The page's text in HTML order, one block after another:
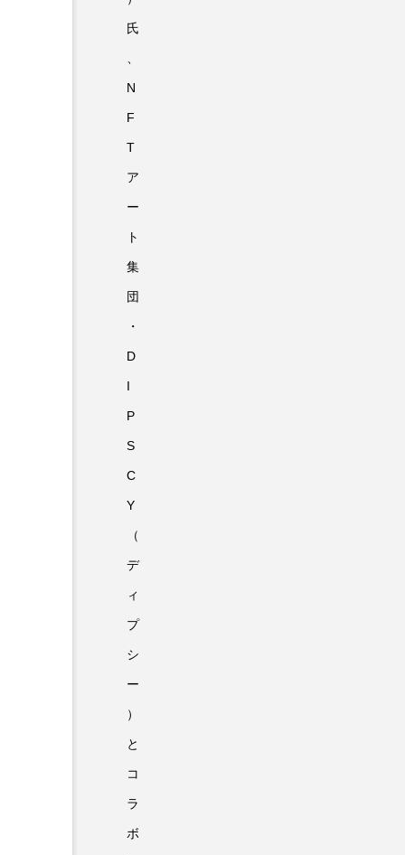
氏
N
F
T
ア
ー
ト
集
団
・
D
I
P
S
C
Y
（
デ
ィ
プ
シ
ー
）
と
コ
ラ
ボ